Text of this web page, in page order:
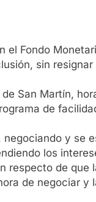
el Fondo
sin
San Martín,
de
y se
los
respecto de que
de negociar